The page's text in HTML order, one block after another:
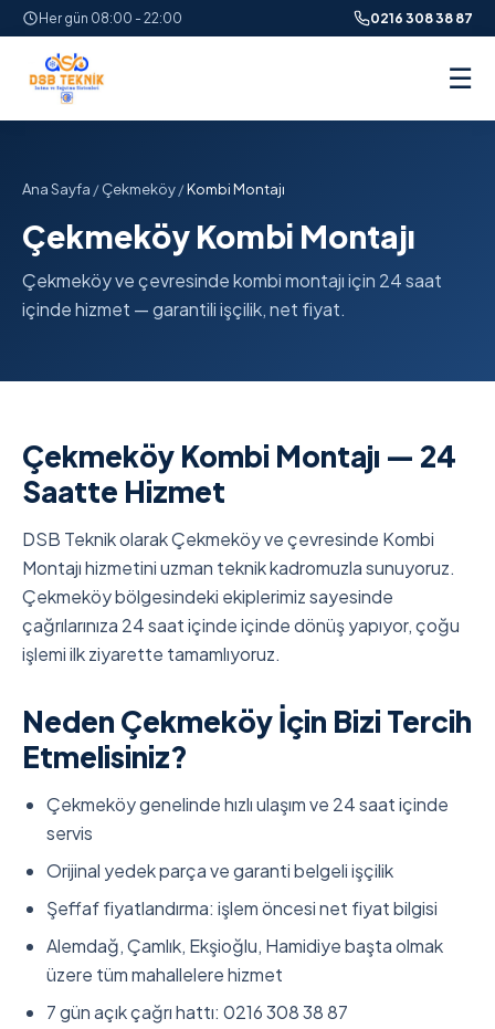
Her gün 08:00 - 22:00 0216 308 38 87
☰
Ana Sayfa /Çekmeköy/Kombi Montajı
Çekmeköy Kombi Montajı
Çekmeköy ve çevresinde kombi montajı için 24 saat
içinde hizmet — garantili işçilik, net fiyat.
Çekmeköy Kombi Montajı — 24
Saatte Hizmet
DSB Teknik olarak Çekmeköy ve çevresinde Kombi
Montajı hizmetini uzman teknik kadromuzla sunuyoruz.
Çekmeköy bölgesindeki ekiplerimiz sayesinde
çağrılarınıza 24 saat içinde içinde dönüş yapıyor, çoğu
işlemi ilk ziyarette tamamlıyoruz.
Neden Çekmeköy İçin Bizi Tercih
Etmelisiniz?
Çekmeköy genelinde hızlı ulaşım ve 24 saat içinde
servis
Orijinal yedek parça ve garanti belgeli işçilik
Şeffaf fiyatlandırma: işlem öncesi net fiyat bilgisi
Alemdağ, Çamlık, Ekşioğlu, Hamidiye başta olmak
üzere tüm mahallelere hizmet
7 gün açık çağrı hattı: 0216 308 38 87